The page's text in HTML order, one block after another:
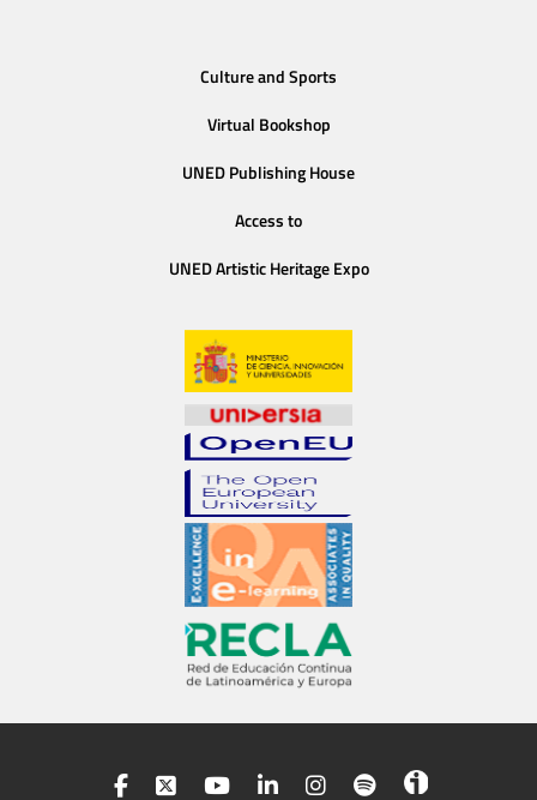
Culture and Sports
Virtual Bookshop
UNED Publishing House
Access to
UNED Artistic Heritage Expo